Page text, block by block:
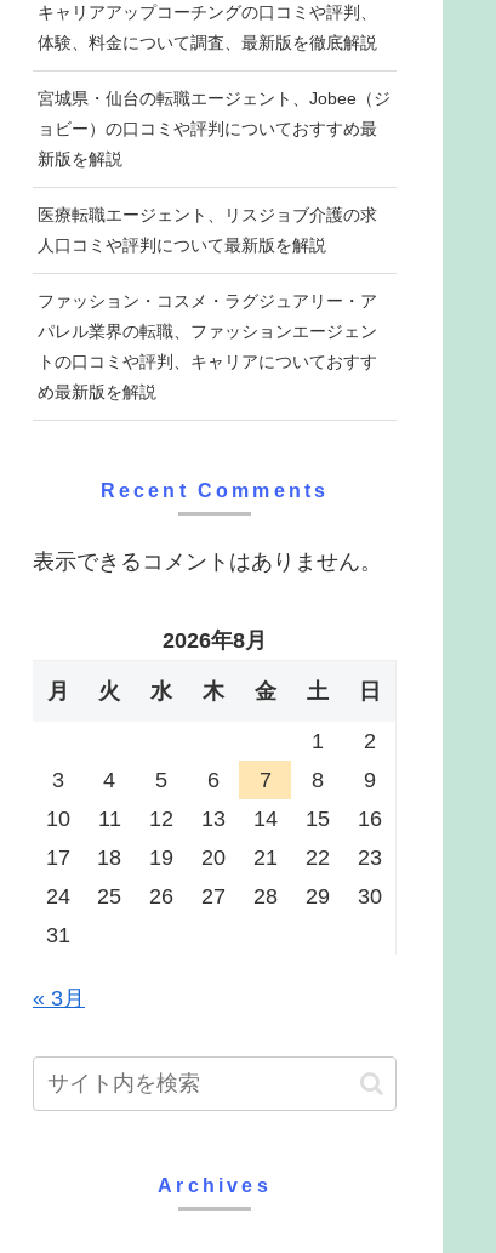
キャリアアップコーチングの口コミや評判、
体験、料金について調査、最新版を徹底解説
宮城県・仙台の転職エージェント、Jobee（ジ
ョビー）の口コミや評判についておすすめ最
新版を解説
医療転職エージェント、リスジョブ介護の求
人口コミや評判について最新版を解説
ファッション・コスメ・ラグジュアリー・ア
パレル業界の転職、ファッションエージェン
トの口コミや評判、キャリアについておすす
め最新版を解説
Recent Comments
表示できるコメントはありません。
2026年8月
月 火 水 木 金 土 日
1
2
3
4 5 6 7 8
9
10
11 12 13 14 15
16
17
18 19 20 21 22
23
24
25 26 27 28 29
30
31
« 3月
Archives